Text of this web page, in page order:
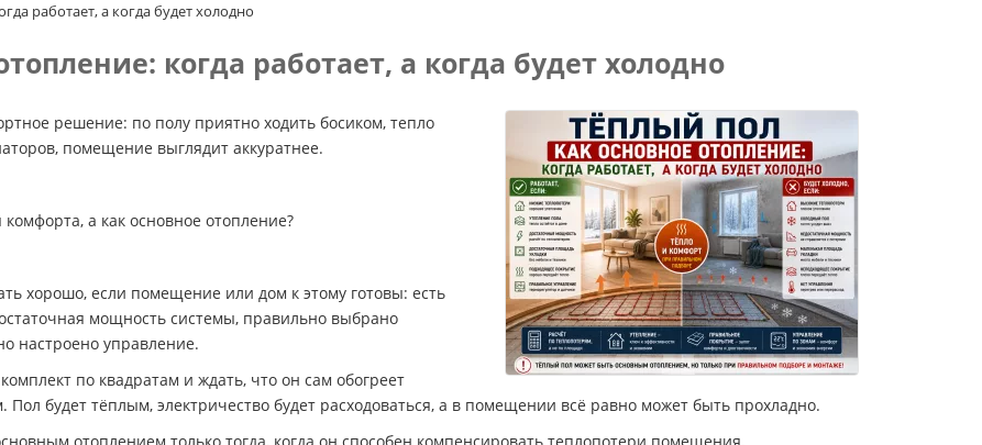
работает, а когда будет холодно
когда работает, а когда будет холодно
решение: по полу приятно ходить босиком, тепло
помещение выглядит аккуратнее.
а как основное отопление?
хорошо, если помещение или дом к этому готовы: есть
мощность системы, правильно выбрано
настроено управление.
по квадратам и ждать, что он сам обогреет
будет тёплым, электричество будет расходоваться, а в помещении всё равно может быть прохладно.